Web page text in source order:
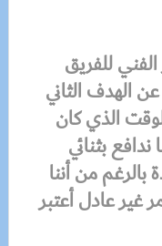
للفريق
الهدف الثاني
الذي كان
بثنائي
من أننا
غير عادل أعتبر